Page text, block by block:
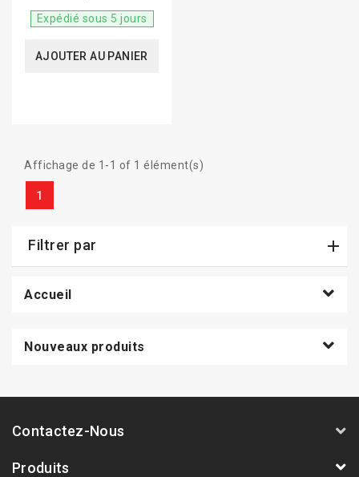
Expédié sous 5 jours
AJOUTER AU PANIER
Affichage de 1-1 of 1 élément(s)
1
Filtrer par
Accueil
Nouveaux produits
Contactez-Nous
Produits